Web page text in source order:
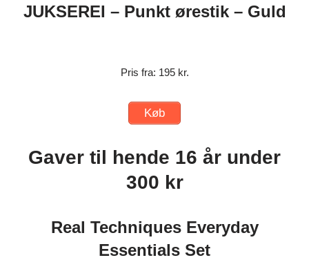
JUKSEREI – Punkt ørestik – Guld
Pris fra: 195 kr.
Køb
Gaver til hende 16 år under
300 kr
Real Techniques Everyday
Essentials Set